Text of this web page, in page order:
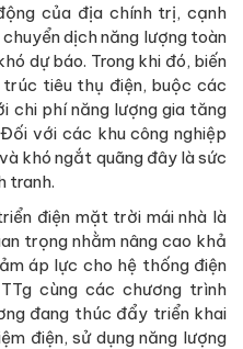
của địa chính trị, cạnh
dịch năng lượng toàn
dự báo. Trong khi đó, biến
tiêu thụ điện, buộc các
chi phí năng lượng gia tăng
với các khu công nghiệp
khó ngắt quãng đây là sức
tranh.
điện mặt trời mái nhà là
trọng nhằm nâng cao khả
áp lực cho hệ thống điện
cùng các chương trình
đang thúc đẩy triển khai
điện, sử dụng năng lượng